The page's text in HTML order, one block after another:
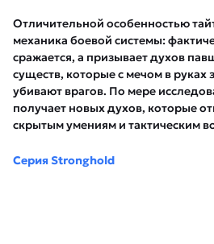
Отличительной особенностью
механика боевой системы:
сражается, а призывает духов
существ, которые с мечом в
убивают врагов. По мере
получает новых духов, которые
скрытым умениям и тактическим
Серия Stronghold